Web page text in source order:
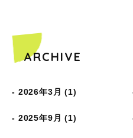
ARCHIVE
2026年3月 (1)
2025年9月 (1)